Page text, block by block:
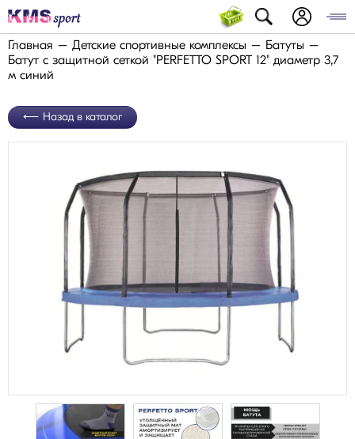
Главная Детские спортивные комплексы
Батуты
Батут с защитной сеткой "PERFETTO SPORT 12" диаметр 3,7
м синий
Назад в каталог